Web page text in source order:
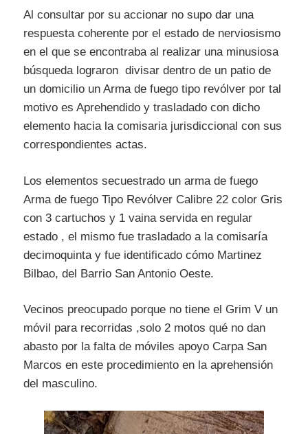
Al consultar por su accionar no supo dar una
respuesta coherente por el estado de nerviosismo
en el que se encontraba al realizar una minusiosa
búsqueda lograron divisar dentro de un patio de
un domicilio un Arma de fuego tipo revólver por tal
motivo es Aprehendido y trasladado con dicho
elemento hacia la comisaria jurisdiccional con sus
correspondientes actas.
Los elementos secuestrado un arma de fuego
Arma de fuego Tipo Revólver Calibre 22 color Gris
con 3 cartuchos y 1 vaina servida en regular
estado , el mismo fue trasladado a la comisaría
decimoquinta y fue identificado cómo Martinez
Bilbao, del Barrio San Antonio Oeste.
Vecinos preocupado porque no tiene el Grim V un
móvil para recorridas ,solo 2 motos qué no dan
abasto por la falta de móviles apoyo Carpa San
Marcos en este procedimiento en la aprehensión
del masculino.